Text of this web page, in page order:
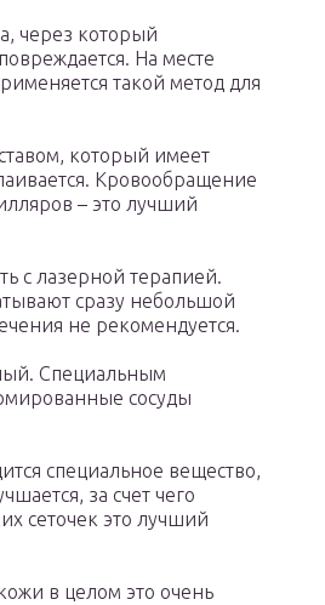
через который
На месте
такой метод для
который имеет
Кровообращение
– это лучший
с лазерной терапией.
сразу небольшой
не рекомендуется.
Специальным
сосуды
специальное вещество,
за счет чего
сеточек это лучший
в целом это очень